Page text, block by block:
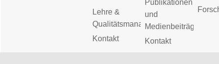
Lehre &
Qualitätsmanagement
Kontakt
Publikationen
und
Medienbeiträge
Kontakt